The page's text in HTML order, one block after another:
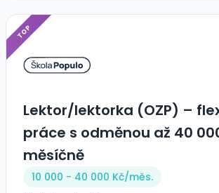
TOP
Lektor/lektorka (OZP) –
práce s odměnou až 40
měsíčně
10 000 - 40 000 Kč/měs.